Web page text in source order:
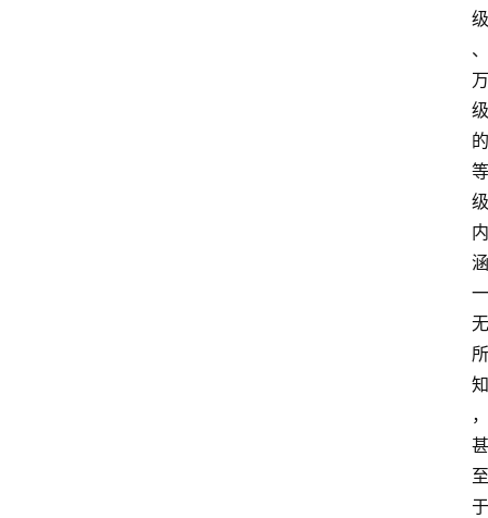
级
、
万
级
的
等
级
内
涵
一
无
所
知
，
甚
至
于